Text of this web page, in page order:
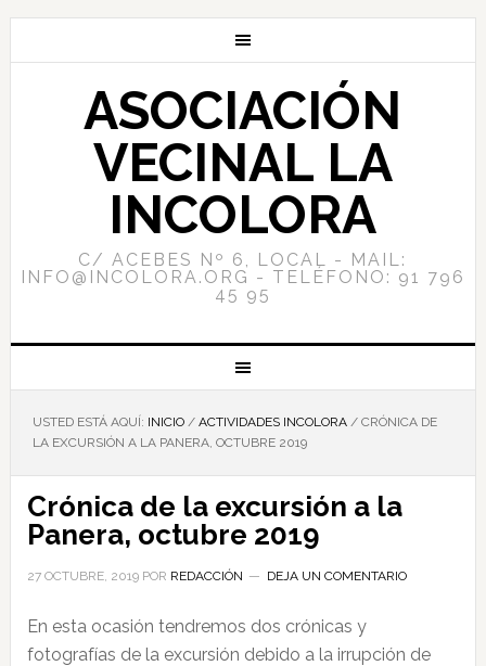
ASOCIACIÓN
VECINAL LA
INCOLORA
C/ ACEBES Nº 6, LOCAL - MAIL:
INFO@INCOLORA.ORG - TELÉFONO: 91 796
45 95
USTED ESTÁ AQUÍ: INICIO / ACTIVIDADES INCOLORA /CRÓNICA DE
LA EXCURSIÓN A LA PANERA, OCTUBRE 2019
Crónica de la excursión a la
Panera, octubre 2019
27 OCTUBRE, 2019POR REDACCIÓN DEJA UN COMENTARIO
En esta ocasión tendremos dos crónicas y
fotografías de la excursión debido a la irrupción de